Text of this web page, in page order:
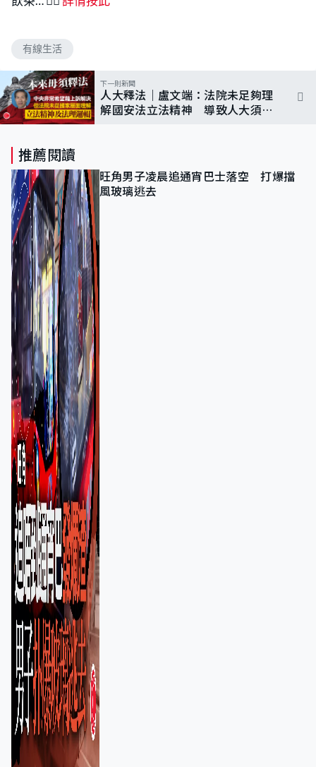
有線生活
下一則新聞
人大釋法｜盧文端：法院未足夠理
解國安法立法精神 導致人大須釋
推薦閱讀
旺角男子凌晨追通宵巴士落空 打爆擋
風玻璃逃去